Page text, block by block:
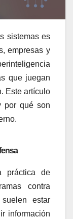
sistemas es
empresas y
que juegan
Este artículo
por qué son
práctica de
contra
estar
información